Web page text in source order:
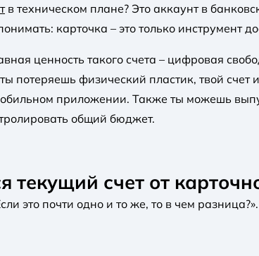
в техническом плане? Это аккаунт в
карточка – это только инструмент
ценность такого счета – цифровая
потеряешь физический пластик, твой счет
приложении. Также ты можешь
общий бюджет.
текущий счет от
это почти одно и то же, то в чем